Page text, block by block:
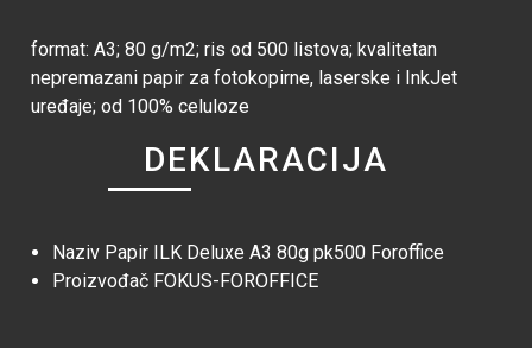
format: A3; 80 g/m2; ris od 500 listova; kvalitetan
nepremazani papir za fotokopirne, laserske i InkJet
uređaje; od 100% celuloze
DEKLARACIJA
Naziv Papir ILK Deluxe A3 80g pk500 Foroffice
Proizvođač FOKUS-FOROFFICE